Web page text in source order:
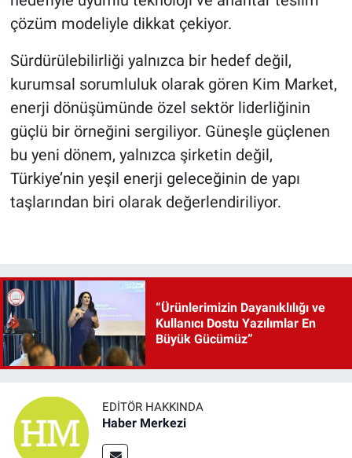
çözüm modeliyle dikkat çekiyor.
Sürdürülebilirliği yalnızca bir hedef değil,
kurumsal sorumluluk olarak gören Kim Market,
enerji dönüşümünde özel sektör liderliğinin
güçlü bir örneğini sergiliyor. Güneşle güçlenen
bu yeni dönem, yalnızca şirketin değil,
Türkiye’nin yeşil enerji geleceğinin de yapı
taşlarından biri olarak değerlendiriliyor.
“Ürünlerimizin Dayanıklılığı ve
Kullanıcı Dostu Yazılımlar En
Büyük Gücümüz”
EDITÖR HAKKINDA
Haber Merkezi